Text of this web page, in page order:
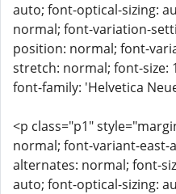
auto; font-optical-sizing:
normal; font-variation-
position: normal; font-
stretch: normal; font-size:
font-family: 'Helvetica
<p class="p1"
normal; font-variant-east-
alternates: normal; font-
auto; font-optical-sizing: